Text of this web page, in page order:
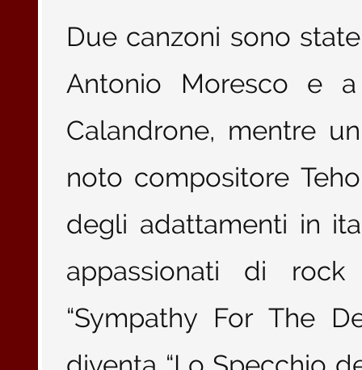
Due canzoni sono
Antonio Moresco e
Calandrone, mentre
noto compositore
degli adattamenti in
appassionati di
“Sympathy For The